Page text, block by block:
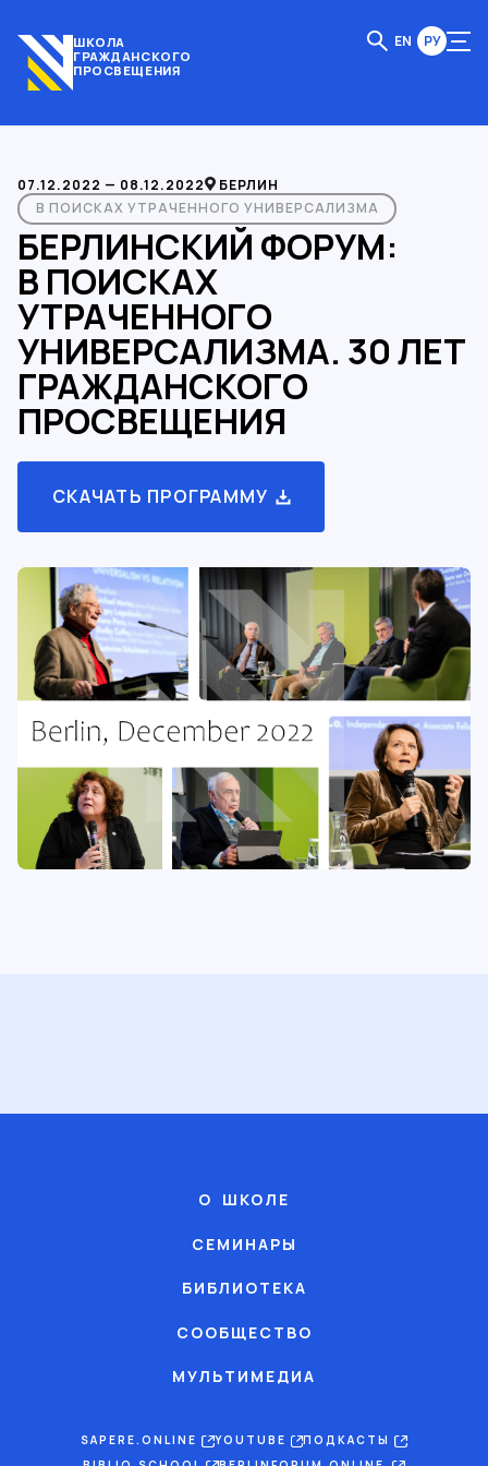
ШКОЛА
ГРАЖДАНСКОГО
ПРОСВЕЩЕНИЯ
EN РУ
07.12.2022 — 08.12.2022
БЕРЛИН
В ПОИСКАХ УТРАЧЕННОГО УНИВЕРСАЛИЗМА
БЕРЛИНСКИЙ ФОРУМ:
В ПОИСКАХ
УТРАЧЕННОГО
УНИВЕРСАЛИЗМА. 30 ЛЕТ
ГРАЖДАНСКОГО
ПРОСВЕЩЕНИЯ
СКАЧАТЬ ПРОГРАММУ
О ШКОЛЕ
СЕМИНАРЫ
БИБЛИОТЕКА
СООБЩЕСТВО
МУЛЬТИМЕДИА
SAPERE.ONLINE YOUTUBE
ПОДКАСТЫ